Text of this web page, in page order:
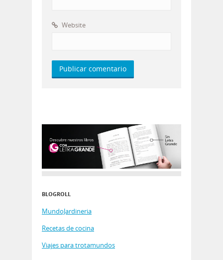
Website
BLOGROLL
MundoJardineria
Recetas de cocina
Viajes para trotamundos